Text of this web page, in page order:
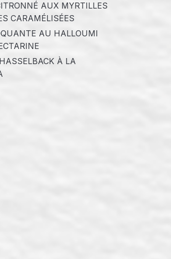
AUX MYRTILLES
CARAMÉLISÉES
AU HALLOUMI
À LA